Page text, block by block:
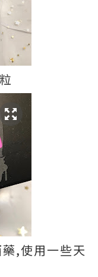
,使用一些天